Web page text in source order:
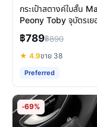
กระเป๋าสตางค์ใบสั้น
Peony Toby จุบัตรเย
หรู พกพาสะดวก
฿789฿890
★ 4.9ขาย 38
Preferred
-69%